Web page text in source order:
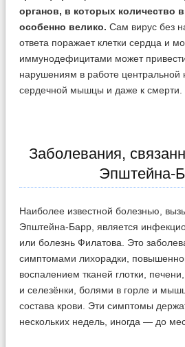
органов, в которых количество
особенно велико. Сам вирус без
ответа поражает клетки сердца и
иммунодефицитами может
нарушениям в работе центральной
сердечной мышцы и даже к смерти.
Заболевания,
Эпштейна-
Наиболее известной болезнью,
Эпштейна-Барр, является
или болезнь Филатова. Это
симптомами лихорадки,
воспалением тканей глотки,
и селезёнки, болями в горле и
состава крови. Эти симптомы
нескольких недель, иногда — до